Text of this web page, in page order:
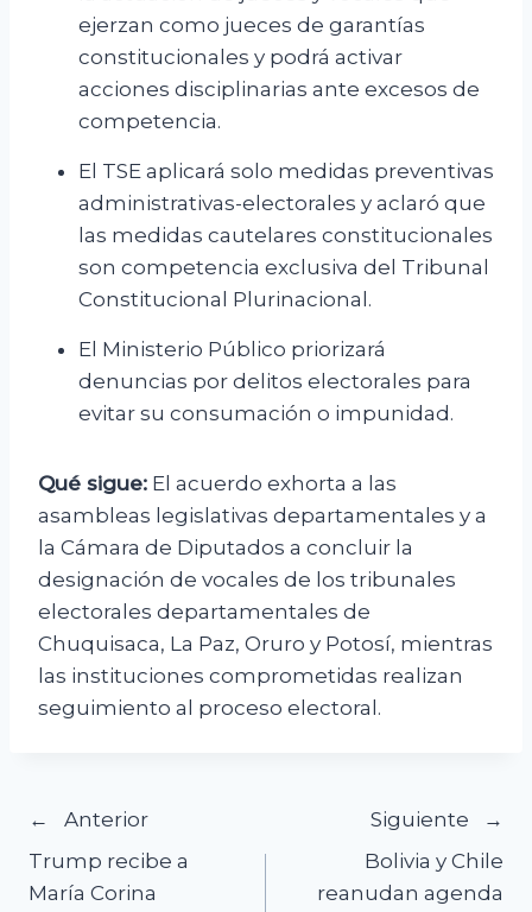
ejerzan como jueces de garantías
constitucionales y podrá activar
acciones disciplinarias ante excesos de
competencia.
El TSE aplicará solo medidas preventivas
administrativas-electorales y aclaró que
las medidas cautelares constitucionales
son competencia exclusiva del Tribunal
Constitucional Plurinacional.
El Ministerio Público priorizará
denuncias por delitos electorales para
evitar su consumación o impunidad.
Qué sigue: El acuerdo exhorta a las
asambleas legislativas departamentales y a
la Cámara de Diputados a concluir la
designación de vocales de los tribunales
electorales departamentales de
Chuquisaca, La Paz, Oruro y Potosí, mientras
las instituciones comprometidas realizan
seguimiento al proceso electoral.
Navegación
de
Anterior
Trump recibe a
María Corina
Siguiente
Bolivia y Chile
reanudan agenda